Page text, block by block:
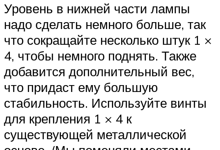
Уровень в нижней части лампы
надо сделать немного больше, так
что сокращайте несколько штук 1 ×
4, чтобы немного поднять. Также
добавится дополнительный вес,
что придаст ему большую
стабильность. Используйте винты
для крепления 1 × 4 к
существующей металлической